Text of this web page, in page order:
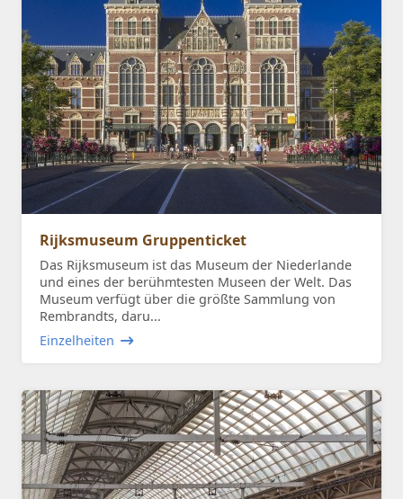
Rijksmuseum Gruppenticket
Das Rijksmuseum ist das Museum der Niederlande
und eines der berühmtesten Museen der Welt. Das
Museum verfügt über die größte Sammlung von
Rembrandts, daru...
Einzelheiten